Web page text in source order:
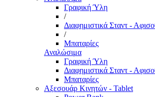
Γραφική Ύλη
/
Διαφημιστικά Σταντ -
/
Μπαταρίες
Αναλώσιμα
Γραφική Ύλη
Διαφημιστικά Σταντ -
Μπαταρίες
Αξεσουάρ Κινητών - Tablet